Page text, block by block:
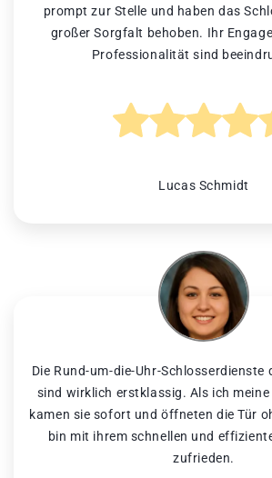
prompt zur Stelle und haben das
großer Sorgfalt behoben. Ihr
Professionalität sind
Lucas Schmidt
Die Rund-um-die-Uhr-Schlosserdienste
sind wirklich erstklassig. Als ich meine
kamen sie sofort und öffneten die Tür
bin mit ihrem schnellen und
zufrieden.